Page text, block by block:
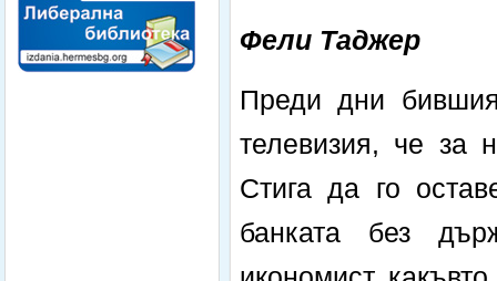
Фели Таджер
Преди дни
телевизия, че за
Стига да го
банката без